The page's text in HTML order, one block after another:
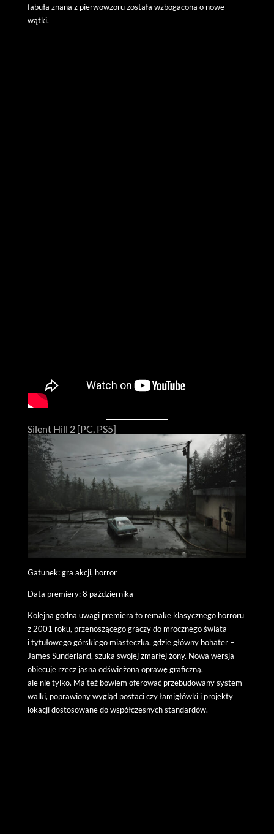
fabuła znana z pierwowzoru została wzbogacona o nowe
wątki.
Silent Hill 2 [PC, PS5]
Gatunek: gra akcji, horror
Data premiery: 8 października
Kolejna godna uwagi premiera to remake klasycznego horroru
z 2001 roku, przenoszącego graczy do mrocznego świata
i tytułowego górskiego miasteczka, gdzie główny bohater –
James Sunderland, szuka swojej zmarłej żony. Nowa wersja
obiecuje rzecz jasna odświeżoną oprawę graficzną,
ale nie tylko. Ma też bowiem oferować przebudowany system
walki, poprawiony wygląd postaci czy łamigłówki i projekty
lokacji dostosowane do współczesnych standardów.